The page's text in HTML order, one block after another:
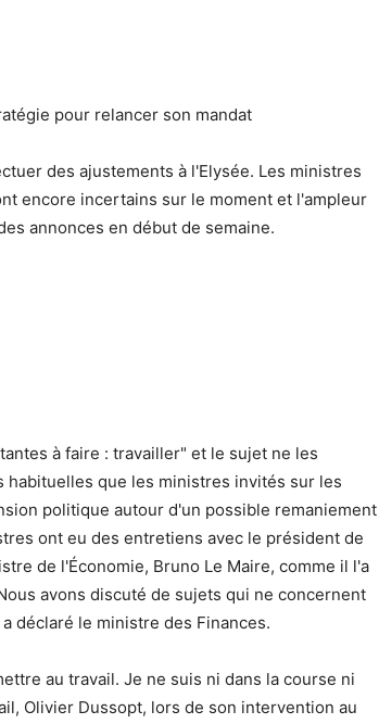
pour relancer son mandat
des ajustements à l'Elysée. Les ministres
encore incertains sur le moment et l'ampleur
annonces en début de semaine.
à faire : travailler" et le sujet ne les
que les ministres invités sur les
politique autour d'un possible remaniement
ont eu des entretiens avec le président de
de l'Économie, Bruno Le Maire, comme il l'a
avons discuté de sujets qui ne concernent
déclaré le ministre des Finances.
au travail. Je ne suis ni dans la course ni
Olivier Dussopt, lors de son intervention au